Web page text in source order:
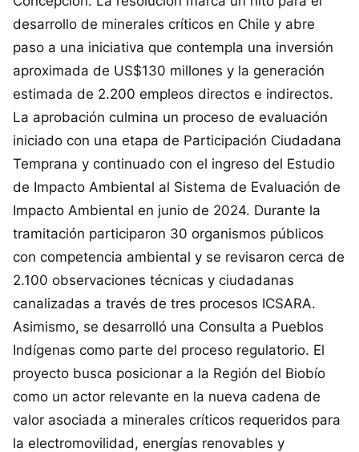
desarrollo de minerales críticos en Chile y abre
paso a una iniciativa que contempla una inversión
aproximada de US$130 millones y la generación
estimada de 2.200 empleos directos e indirectos.
La aprobación culmina un proceso de evaluación
iniciado con una etapa de Participación Ciudadana
Temprana y continuado con el ingreso del Estudio
de Impacto Ambiental al Sistema de Evaluación de
Impacto Ambiental en junio de 2024. Durante la
tramitación participaron 30 organismos públicos
con competencia ambiental y se revisaron cerca de
2.100 observaciones técnicas y ciudadanas
canalizadas a través de tres procesos ICSARA.
Asimismo, se desarrolló una Consulta a Pueblos
Indígenas como parte del proceso regulatorio. El
proyecto busca posicionar a la Región del Biobío
como un actor relevante en la nueva cadena de
valor asociada a minerales críticos requeridos para
la electromovilidad, energías renovables y